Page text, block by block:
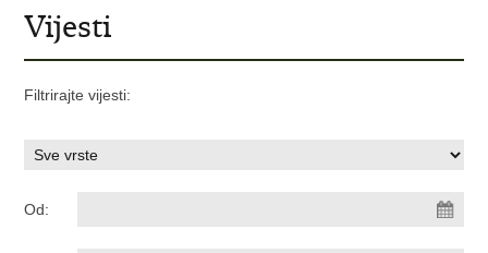
Vijesti
Filtrirajte vijesti:
Od: